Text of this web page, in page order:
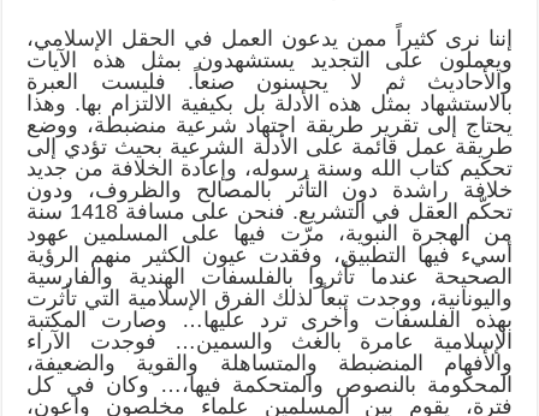
إننا نرى كثيراً ممن يدعون العمل في الحقل الإسلامي،
ويعملون على التجديد يستشهدون بمثل هذه الآيات
والأحاديث ثم لا يحسنون صنعاً. فليست العبرة
بالاستشهاد بمثل هذه الأدلة بل بكيفية الالتزام بها. وهذا
يحتاج إلى تقرير طريقة اجتهاد شرعية منضبطة، ووضع
طريقة عمل قائمة على الأدلة الشرعية بحيث تؤدي إلى
تحكيم كتاب الله وسنة رسوله، وإعادة الخلافة من جديد
خلافة راشدة دون التأثر بالمصالح والظروف، ودون
تحكّم العقل في التشريع. فنحن على مسافة 1418 سنة
من الهجرة النبوية، مرّت فيها على المسلمين عهود
أسيء فيها التطبيق، وفقدت عيون الكثير منهم الرؤية
الصحيحة عندما تأثروا بالفلسفات الهندية والفارسية
واليونانية، ووجدت تبعاً لذلك الفرق الإسلامية التي تأثرت
بهذه الفلسفات وأخرى ترد عليها… وصارت المكتبة
الإسلامية عامرة بالغث والسمين… فوجدت الآراء
والأفهام المنضبطة والمتساهلة والقوية والضعيفة،
المحكومة بالنصوص والمتحكمة فيها،… وكان في كل
فترة، يقوم بين المسلمين علماء مخلصون واعون،